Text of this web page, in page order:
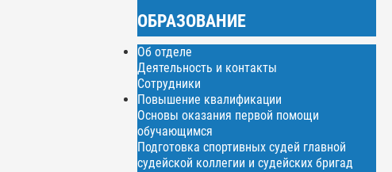
ОБРАЗОВАНИЕ
Об отделе
Деятельность и контакты
Сотрудники
Повышение квалификации
Основы оказания первой помощи
обучающимся
Подготовка спортивных судей главной
судейской коллегии и судейских бригад